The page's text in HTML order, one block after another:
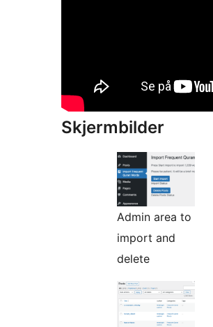
Skjermbilder
Admin area to
import and
delete